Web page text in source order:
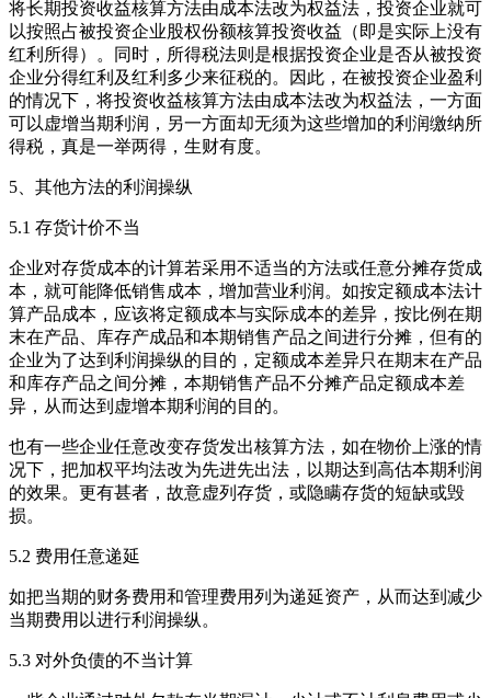
将长期投资收益核算方法由成本法改为权益法，投资企业就可
以按照占被投资企业股权份额核算投资收益（即是实际上没有
红利所得）。同时，所得税法则是根据投资企业是否从被投资
企业分得红利及红利多少来征税的。因此，在被投资企业盈利
的情况下，将投资收益核算方法由成本法改为权益法，一方面
可以虚增当期利润，另一方面却无须为这些增加的利润缴纳所
得税，真是一举两得，生财有度。
5、其他方法的利润操纵
5.1 存货计价不当
企业对存货成本的计算若采用不适当的方法或任意分摊存货成
本，就可能降低销售成本，增加营业利润。如按定额成本法计
算产品成本，应该将定额成本与实际成本的差异，按比例在期
末在产品、库存产成品和本期销售产品之间进行分摊，但有的
企业为了达到利润操纵的目的，定额成本差异只在期末在产品
和库存产品之间分摊，本期销售产品不分摊产品定额成本差
异，从而达到虚增本期利润的目的。
也有一些企业任意改变存货发出核算方法，如在物价上涨的情
况下，把加权平均法改为先进先出法，以期达到高估本期利润
的效果。更有甚者，故意虚列存货，或隐瞒存货的短缺或毁
损。
5.2 费用任意递延
如把当期的财务费用和管理费用列为递延资产，从而达到减少
当期费用以进行利润操纵。
5.3 对外负债的不当计算